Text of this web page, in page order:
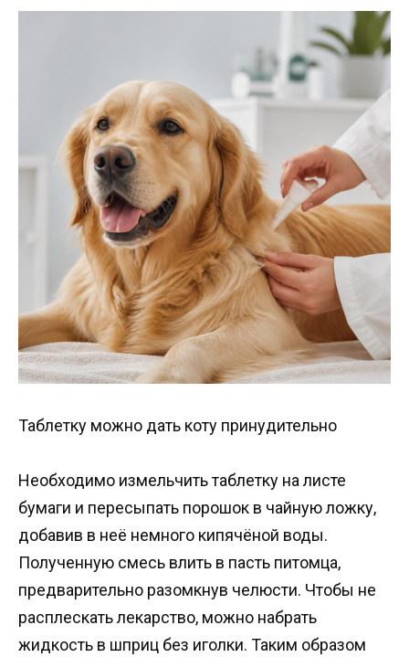
Таблетку можно дать коту принудительно
Необходимо измельчить таблетку на листе
бумаги и пересыпать порошок в чайную ложку,
добавив в неё немного кипячёной воды.
Полученную смесь влить в пасть питомца,
предварительно разомкнув челюсти. Чтобы не
расплескать лекарство, можно набрать
жидкость в шприц без иголки. Таким образом